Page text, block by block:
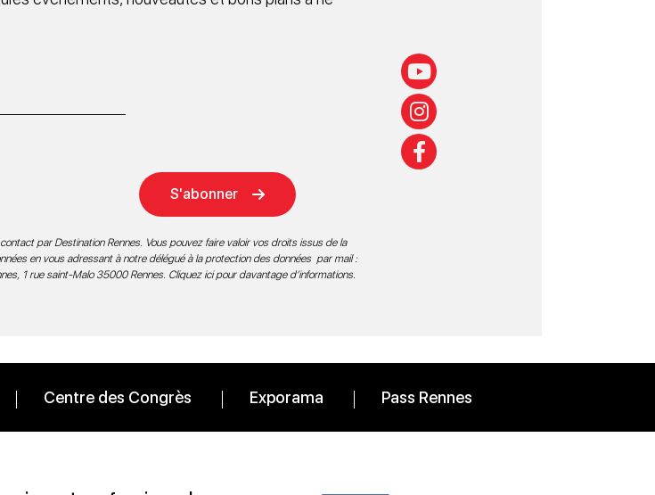
S'abonner
par Destination Rennes. Vous pouvez faire valoir vos droits issus de la
en vous adressant à notre délégué à la protection des données par mail :
1 rue saint-Malo 35000 Rennes. Cliquez ici pour davantage d’informations.
Centre des Congrès Exporama Pass Rennes